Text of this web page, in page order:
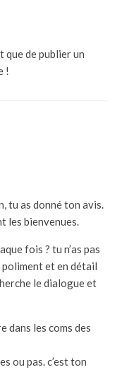
que de publier un
!
tu as donné ton avis.
les bienvenues.
fois ? tu n’as pas
poliment et en détail
le dialogue et
dans les coms des
ou pas. c’est ton